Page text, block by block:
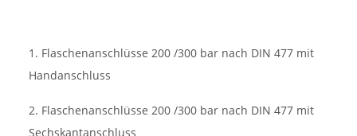
1. Flaschenanschlüsse 200 /300 bar nach DIN 477 mit
Handanschluss
2. Flaschenanschlüsse 200 /300 bar nach DIN 477 mit
Sechskantanschluss